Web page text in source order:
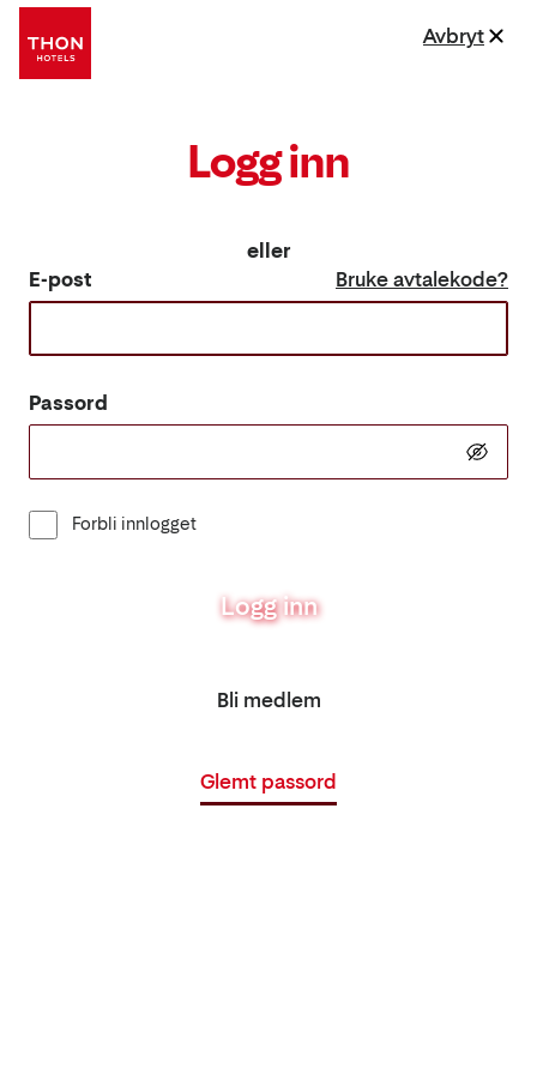
Logg inn
eller
E-post
Bruke avtalekode?
Passord
Forbli innlogget
Logg inn
Bli medlem
Glemt passord
Avbryt